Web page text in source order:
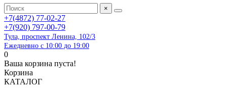
×
+7(4872) 77-02-27
+7(920) 797-00-79
Тула, проспект Ленина, 102/3
Ежедневно с 10:00 до 19:00
0
Ваша корзина пуста!
Корзина
КАТАЛОГ